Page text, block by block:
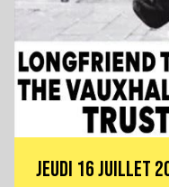
JEUDI 16 JUILLET